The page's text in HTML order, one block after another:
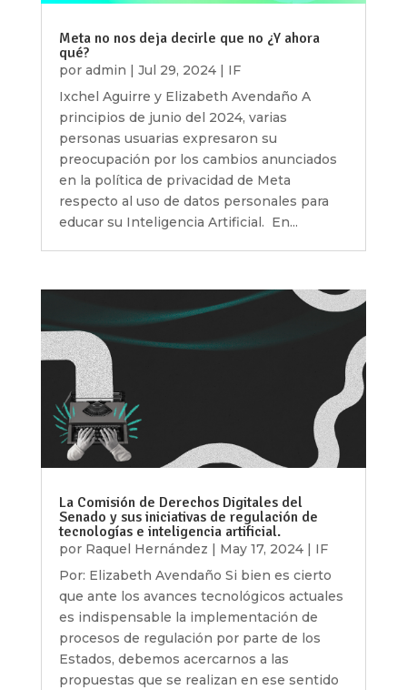
Meta no nos deja decirle que no ¿Y ahora
qué?
por admin | Jul 29, 2024| IF
Ixchel Aguirre y Elizabeth Avendaño A
principios de junio del 2024, varias
personas usuarias expresaron su
preocupación por los cambios anunciados
en la política de privacidad de Meta
respecto al uso de datos personales para
educar su Inteligencia Artificial. En...
La Comisión de Derechos Digitales del
Senado y sus iniciativas de regulación de
tecnologías e inteligencia artificial.
por Raquel Hernández May 17, 2024| IF
Por: Elizabeth Avendaño Si bien es cierto
que ante los avances tecnológicos actuales
es indispensable la implementación de
procesos de regulación por parte de los
Estados, debemos acercarnos a las
propuestas que se realizan en ese sentido